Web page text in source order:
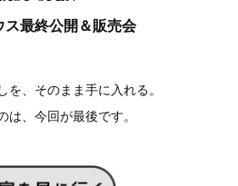
ス最終公開＆販売会
を、そのまま手に入れる。
は、今回が最後です。